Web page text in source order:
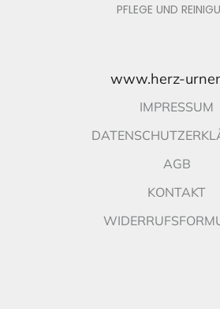
PFLEGE UND
www.herz-
IMPRESSUM
AGB
KONTAKT